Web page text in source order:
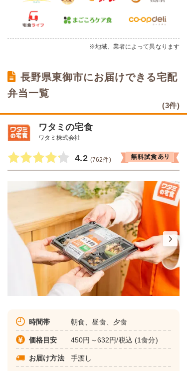
※地域、業者によって異なります
長野県東御市にお届けできる宅配
弁当一覧
(3件)
ワタミの宅食
ワタミ株式会社
4.2 (762件)
時間帯 朝食、昼食、夕食
価格目安 450円～632円/税込 (1食分)
お届け方法 手渡し